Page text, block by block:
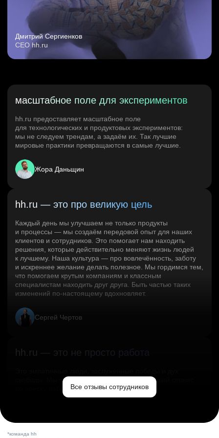
Дмитрий Сергиенков
CEO hh.ru
масштабное поле для экспериментов
hh.ru предоставляет масштабное поле
для технологических и продуктовых экспериментов:
мы не следуем трендам, а задаём их. Так лучшие
мировые практики превращаются в самые лучшие.
Жора Даньщин
hh.ru — это про великую цель
Каждый день мы улучшаем не только продукты
и процессы — мы создаём передовой опыт для наших
клиентов и сотрудников. Это помогает нам находить
решения, которые действительно меняют жизнь людей
к лучшему. Наша культура — про вовлечённость, заботу
и искреннее желание делать полезное. Мы гордимся тем,
что помогаем крутым компаниям и классным
специалистам находить друг друга. Быть частью таких
изменений по‑настоящему вдохновляет.
Сергей Чертов
hh.ru — это не просто работа
свободы. Мы помогаем миру и создаём лучший сервис
по поиску работы в стране.Все отзывы сотрудников
*команда hh